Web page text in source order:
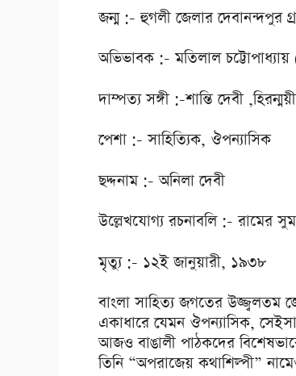
জন্ম :- হুগলী জেলার দেবানন্দপুর
অভিভাবক :- মতিলাল
দাম্পত্য সঙ্গী :-শান্তি দেবী
পেশা :- সাহিত্যিক, ঔপন্যাসিক
ছদ্দনাম :- অনিলা দেবী
উল্লেখযোগ্য রচনাবলি :- রামের
মৃত্যু :- ১২ই জানুয়ারী, ১৯৩৮
বাংলা সাহিত্য জগতের উজ্জ্বলতম
একাধারে যেমন ঔপন্যাসিক,
আজও বাঙালী পাঠকদের বিশেষভাবে
তিনি “অপরাজেয় কথাশিল্পী”